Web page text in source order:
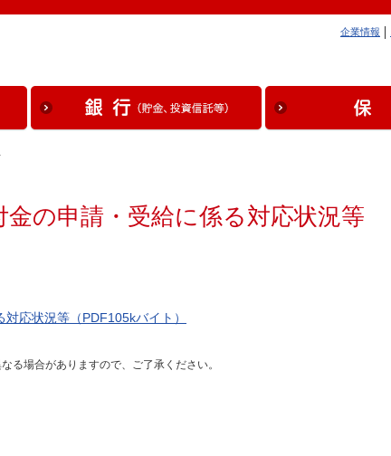
企業情報
の申請・受給に係る対応状況等
応状況等（PDF105kバイト）
る場合がありますので、ご了承ください。